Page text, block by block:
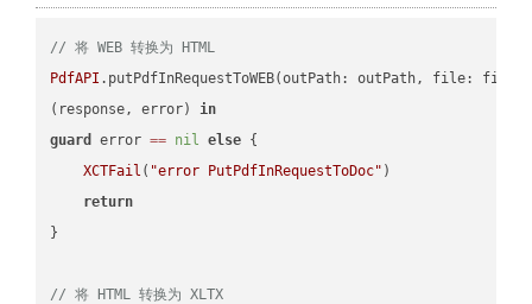
// 将 WEB 转换为 HTML
PdfAPI .putPdfInRequestToWEB(outPath: outPath, file: file.
(response, error) in
guard
error == nil else {
XCTFail ( "error PutPdfInRequestToDoc" )
return
}
// 将 HTML 转换为 XLTX